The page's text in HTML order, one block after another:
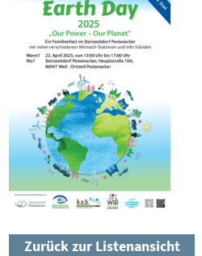
Zurück zur Listenansicht